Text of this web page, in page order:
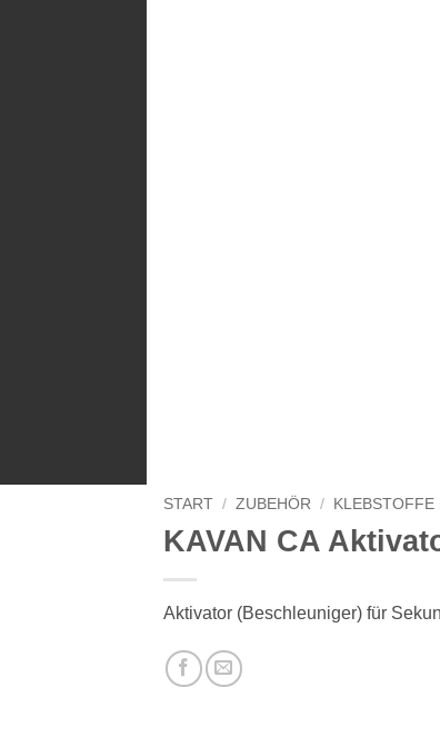
START / ZUBEHÖR / KLEBSTOFFE
KAVAN CA
Aktivator (Beschleuniger) für